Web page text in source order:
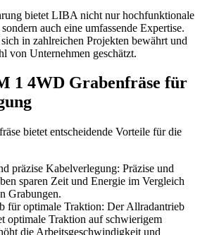
bietet LIBA nicht nur hochfunktionale
auch eine umfassende Expertise.
in zahlreichen Projekten bewährt und
von Unternehmen geschätzt.
1 4WD Grabenfräse für
bietet entscheidende Vorteile für die
präzise Kabelverlegung: Präzise und
sparen Zeit und Energie im Vergleich
Grabungen.
für optimale Traktion: Der Allradantrieb
optimale Traktion auf schwierigem
die Arbeitsgeschwindigkeit und